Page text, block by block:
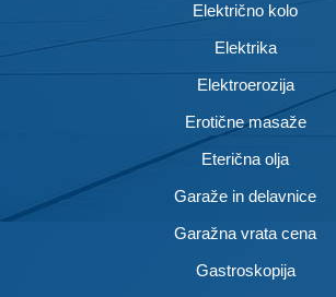
Električno kolo
Elektrika
Elektroerozija
Erotične masaže
Eterična olja
Garaže in delavnice
Garažna vrata cena
Gastroskopija